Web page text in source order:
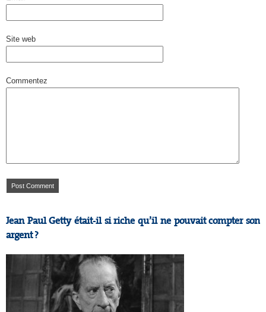
Site web
Commentez
Jean Paul Getty était-il si riche qu’il ne pouvait compter son
argent ?